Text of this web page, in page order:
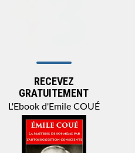
RECEVEZ
GRATUITEMENT
L'Ebook d'Emile COUÉ